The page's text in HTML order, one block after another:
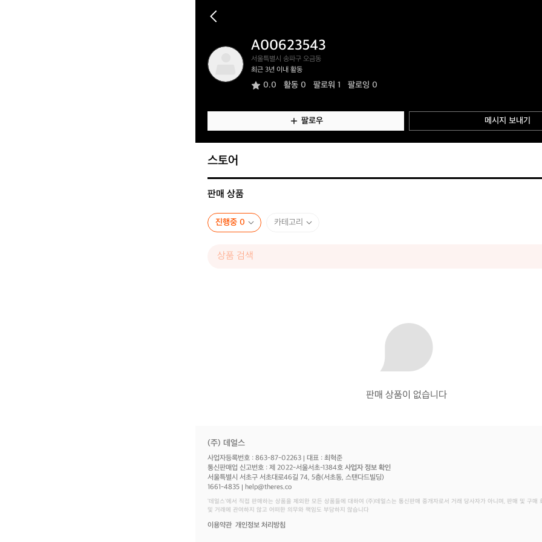
A
0
0
3
4
3
A00623543
서울특별시 송파구 오금동
최근 3년 이내 활동
0.0 활동 0 팔로워 1 팔로잉 0
팔로우 메시지 보내기
스토어
판매 상품
진행중 0 카테고리
판매 상품이 없습니다
(주) 데얼스
사업자등록번호 : 863-87-02263 대표 : 최혁준
통신판매업 신고번호 : 제 2022-서울서초-1384호 사업자 정보 확인
서울특별시 서초구 서초대로46길 74, 5층(서초동, 스탠다드빌딩)
1661-4835 help@theres.co
‘데얼스'에서 직접 판매하는 상품을 제외한 모든 상품들에 대하여 (주)데얼스는 통신판매 중개자로서 거래 당사자가 아니며, 판매 및 구매
및 거래에 관여하지 않고 어떠한 의무와 책임도 부담하지 않습니다
이용약관 개인정보 처리방침